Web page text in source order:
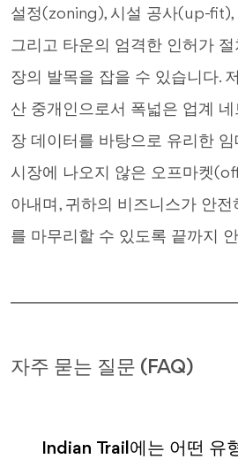
설정(zoning), 시설 공사(up-
그리고 타운의 엄격한 인허가
장의 발목을 잡을 수 있습니다.
산 중개인으로서 폭넓은 업계 네
장 데이터를 바탕으로 유리한
시장에 나오지 않은 오프마켓
아내며, 귀하의 비즈니스가 안
를 마무리할 수 있도록 끝까지
자주 묻는 질문 (FAQ)
Indian Trail에는 어떤 유